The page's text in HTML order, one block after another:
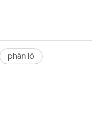
phân lô